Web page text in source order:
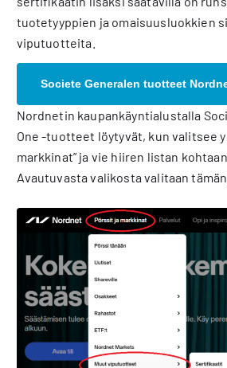
tuotetyyppien ja omaisuusluokkien
viputuotteita.
Societe Generalen tuotteet
Nordnetin kaupankäyntialustalla
One -tuotteet löytyvät, kun valitsee
markkinat” ja vie hiiren listan
Avautuvasta valikosta valitaan tämän